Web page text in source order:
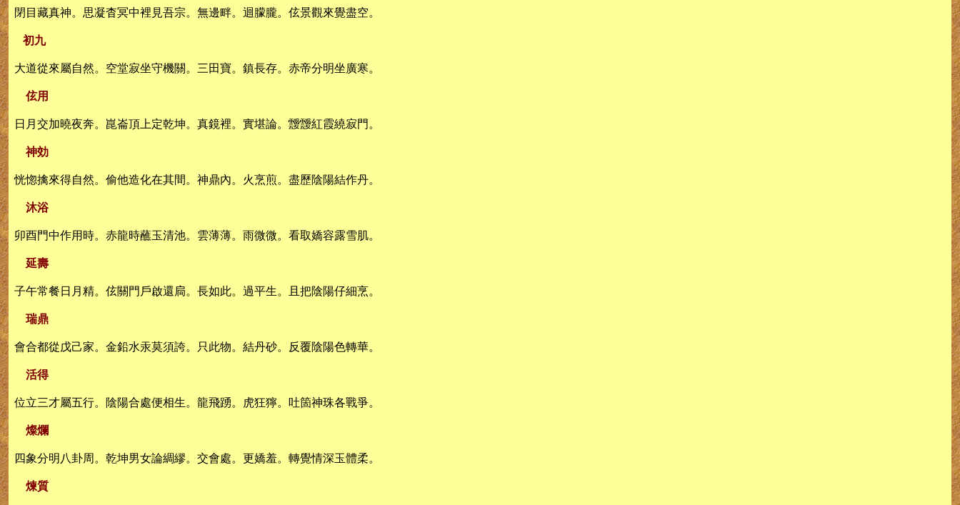
閉目藏真神。思凝杳冥中裡見吾宗。無邊畔。迴朦朧。伭景觀來覺盡空。
初九
大道從來屬自然。空堂寂坐守機關。三田寶。鎮長存。赤帝分明坐廣寒。
伭用
日月交加曉夜奔。崑崙頂上定乾坤。真鏡裡。實堪論。靉靉紅霞繞寂門。
神効
恍惚擒來得自然。偷他造化在其間。神鼎內。火烹煎。盡歷陰陽結作丹。
沐浴
卯酉門中作用時。赤龍時蘸玉清池。雲薄薄。雨微微。看取嬌容露雪肌。
延壽
子午常餐日月精。伭關門戶啟還扃。長如此。過平生。且把陰陽仔細烹。
瑞鼎
會合都從戊己家。金鉛水汞莫須誇。只此物。結丹砂。反覆陰陽色轉華。
活得
位立三才屬五行。陰陽合處便相生。龍飛踴。虎狂獰。吐箇神珠各戰爭。
燦爛
四象分明八卦周。乾坤男女論綢繆。交會處。更嬌羞。轉覺情深玉體柔。
煉質